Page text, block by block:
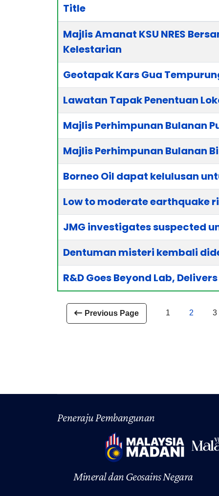
Articles
Title
Majlis Amanat KSU NRES
Kelestarian
Geotapak Kars Gua
Lawatan Tapak Penentuan
Majlis Perhimpunan Bulanan
Majlis Perhimpunan Bulanan
Borneo Oil dapat kelulusan
Low to moderate earthquake
JMG investigates suspected
Dentuman misteri kembali
R&D Goes Beyond Lab,
1 2 3
Peneraju Pembangunan
Mineral dan Geosains Negara